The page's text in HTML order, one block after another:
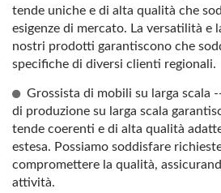
tende uniche e di alta qualità che
esigenze di mercato. La versatilità e
nostri prodotti garantiscono che
specifiche di diversi clienti regionali.
Grossista di mobili su larga scala
di produzione su larga scala
tende coerenti e di alta qualità
estesa. Possiamo soddisfare
compromettere la qualità,
attività.